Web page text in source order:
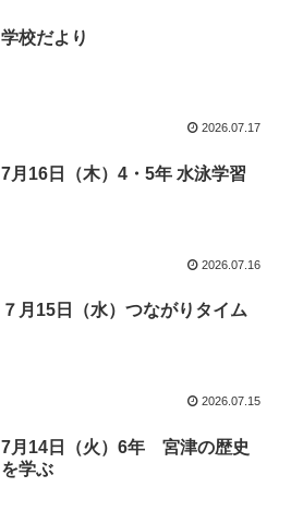
学校だより
2026.07.17
7月16日（木）4・5年 水泳学習
2026.07.16
７月15日（水）つながりタイム
2026.07.15
7月14日（火）6年 宮津の歴史
を学ぶ